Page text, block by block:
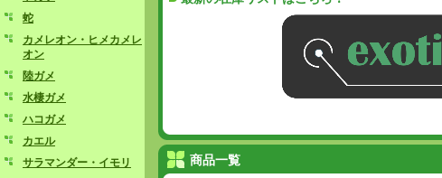
蛇
カメレオン・ヒメカメレ
オン
陸ガメ
水棲ガメ
ハコガメ
カエル
サラマンダー・イモリ
商品一覧